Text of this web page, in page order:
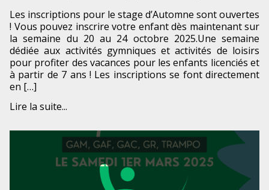
Les inscriptions pour le stage d’Automne sont ouvertes
! Vous pouvez inscrire votre enfant dès maintenant sur
la semaine du 20 au 24 octobre 2025.Une semaine
dédiée aux activités gymniques et activités de loisirs
pour profiter des vacances pour les enfants licenciés et
à partir de 7 ans ! Les inscriptions se font directement
en […]
Lire la suite...